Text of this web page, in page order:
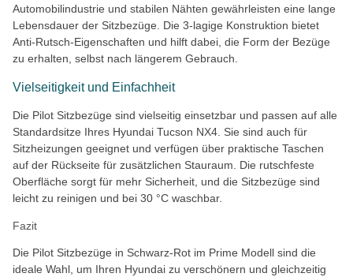
Automobilindustrie und stabilen Nähten gewährleisten eine lange
Lebensdauer der Sitzbezüge. Die 3-lagige Konstruktion bietet
Anti-Rutsch-Eigenschaften und hilft dabei, die Form der Bezüge
zu erhalten, selbst nach längerem Gebrauch.
Vielseitigkeit und Einfachheit
Die Pilot Sitzbezüge sind vielseitig einsetzbar und passen auf alle
Standardsitze Ihres Hyundai Tucson NX4. Sie sind auch für
Sitzheizungen geeignet und verfügen über praktische Taschen
auf der Rückseite für zusätzlichen Stauraum. Die rutschfeste
Oberfläche sorgt für mehr Sicherheit, und die Sitzbezüge sind
leicht zu reinigen und bei 30 °C waschbar.
Fazit
Die Pilot Sitzbezüge in Schwarz-Rot im Prime Modell sind die
ideale Wahl, um Ihren Hyundai zu verschönern und gleichzeitig